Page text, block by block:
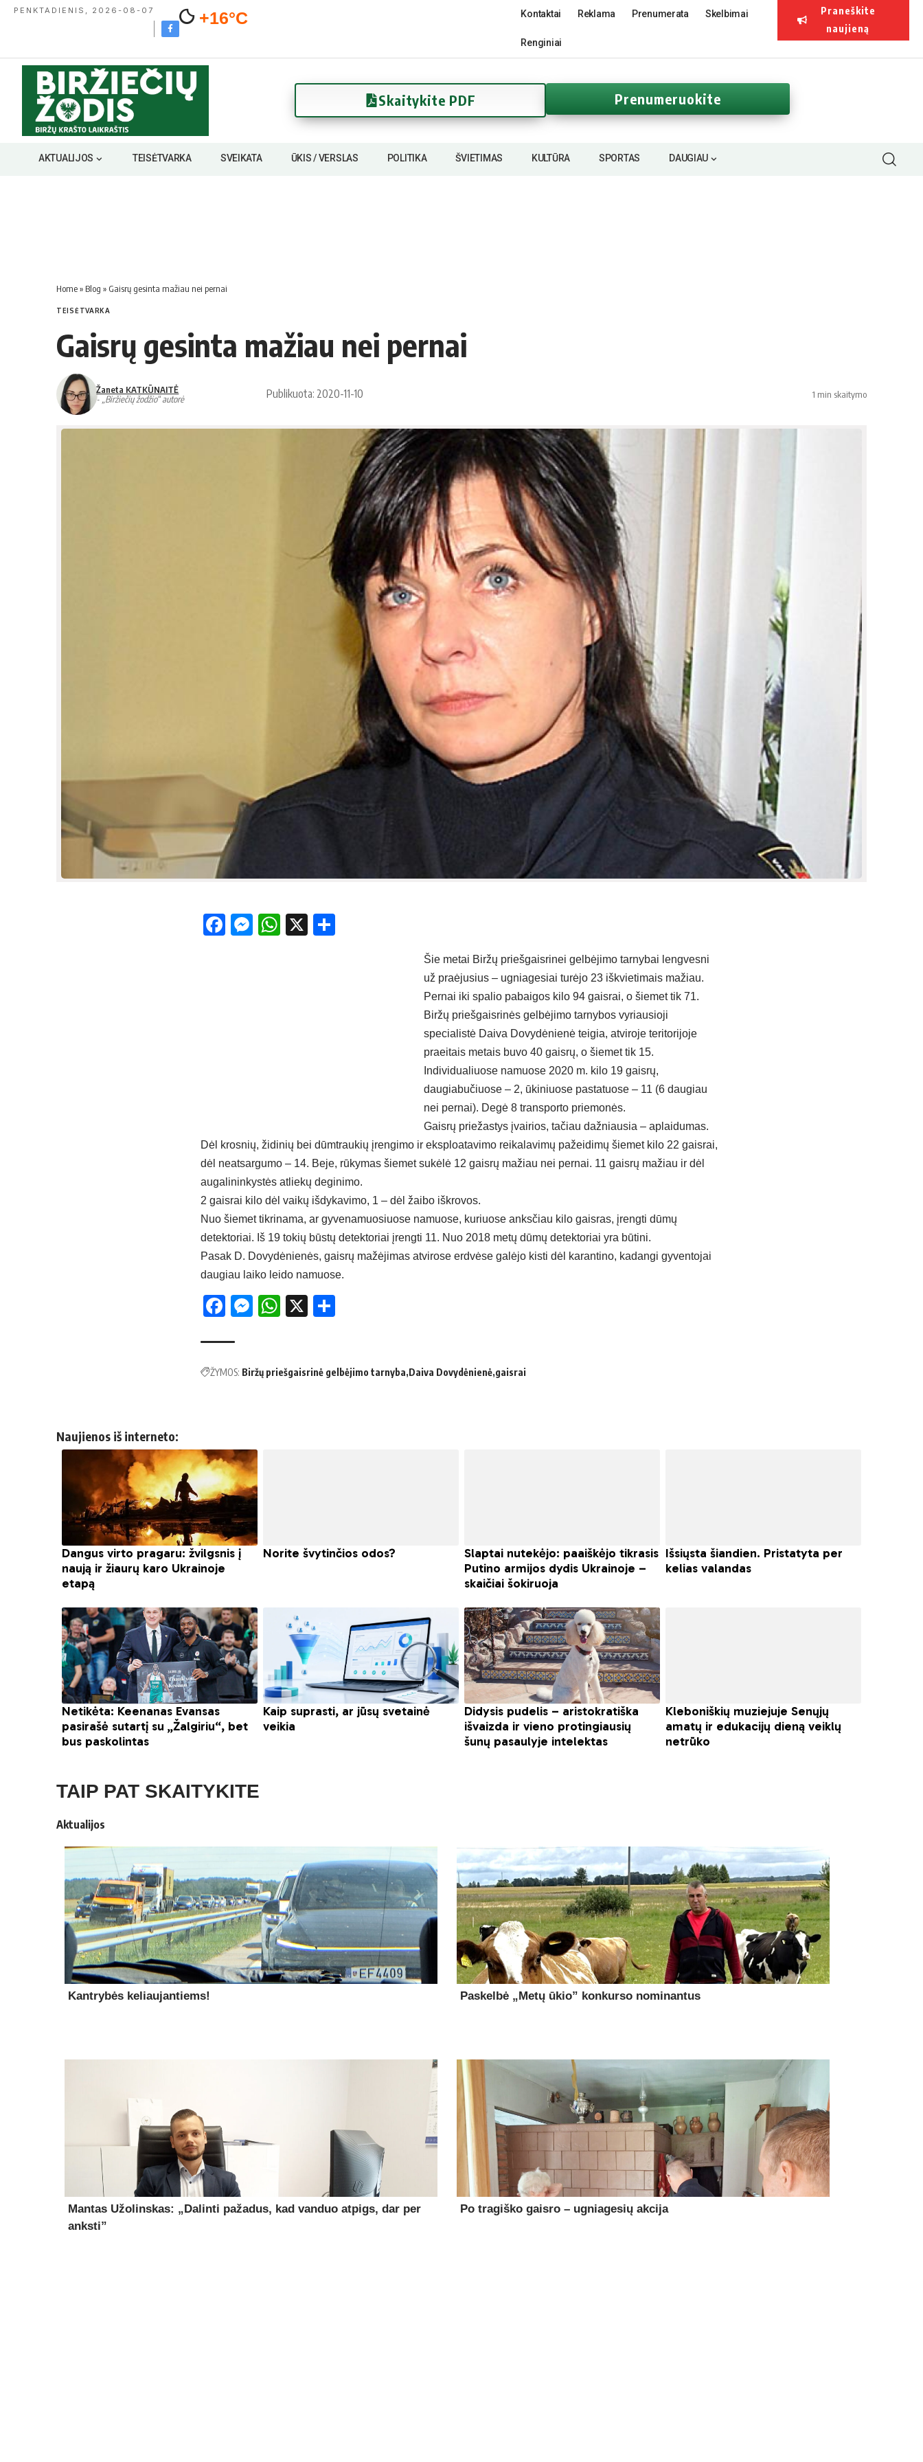
PENKTADIENIS, 2026-08-07 +16°C Kontaktai Reklama Prenumerata Skelbimai
Renginiai
Praneškite
naujieną
Skaitykite PDF Prenumeruokite
AKTUALIJOS TEISĖTVARKA SVEIKATA ŪKIS / VERSLAS POLITIKA ŠVIETIMAS KULTŪRA SPORTAS DAUGIAU
Home» Blog » Gaisrų gesinta mažiau nei pernai
TEISĖTVARKA
Gaisrų gesinta mažiau nei pernai
Žaneta KATKŪNAITĖ
- „Biržiečių žodžio“ autorė
Publikuota: 2020-11-10 1 min skaitymo
Facebook
Messenger
WhatsApp
X
Šie metai Biržų priešgaisrinei gelbėjimo tarnybai lengvesni
už praėjusius – ugniagesiai turėjo 23 iškvietimais mažiau.
Pernai iki spalio pabaigos kilo 94 gaisrai, o šiemet tik 71.
Biržų priešgaisrinės gelbėjimo tarnybos vyriausioji
specialistė Daiva Dovydėnienė teigia, atviroje teritorijoje
praeitais metais buvo 40 gaisrų, o šiemet tik 15.
Individualiuose namuose 2020 m. kilo 19 gaisrų,
daugiabučiuose – 2, ūkiniuose pastatuose – 11 (6 daugiau
nei pernai). Degė 8 transporto priemonės.
Gaisrų priežastys įvairios, tačiau dažniausia – aplaidumas.
Dėl krosnių, židinių bei dūmtraukių įrengimo ir eksploatavimo reikalavimų pažeidimų šiemet kilo 22 gaisrai,
dėl neatsargumo – 14. Beje, rūkymas šiemet sukėlė 12 gaisrų mažiau nei pernai. 11 gaisrų mažiau ir dėl
augalininkystės atliekų deginimo.
2 gaisrai kilo dėl vaikų išdykavimo, 1 – dėl žaibo iškrovos.
Nuo šiemet tikrinama, ar gyvenamuosiuose namuose, kuriuose anksčiau kilo gaisras, įrengti dūmų
detektoriai. Iš 19 tokių būstų detektoriai įrengti 11. Nuo 2018 metų dūmų detektoriai yra būtini.
Pasak D. Dovydėnienės, gaisrų mažėjimas atvirose erdvėse galėjo kisti dėl karantino, kadangi gyventojai
daugiau laiko leido namuose.
Facebook
Messenger
WhatsApp
X
ŽYMOS: Biržų priešgaisrinė gelbėjimo tarnyba Daiva Dovydėnienė gaisrai
Naujienos iš interneto:
TAIP PAT SKAITYKITE
Aktualijos
Kantrybės keliaujantiems! Paskelbė „Metų ūkio” konkurso nominantus
Mantas Užolinskas: „Dalinti pažadus, kad vanduo atpigs, dar per
anksti”
Po tragiško gaisro – ugniagesių akcija